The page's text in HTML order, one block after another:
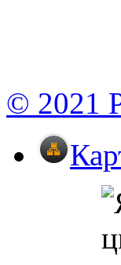
© 2021